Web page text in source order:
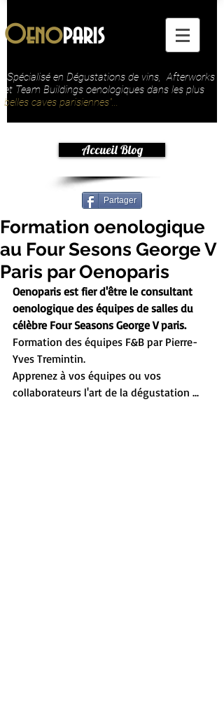
Oenoparis
"Spécialisé en Dégustations de vins, Afterworks
et Team Buildings oenologiques dans les plus
belles caves parisiennes"...
Accueil Blog
Partager
Formation oenologique
au Four Sesons George V
Paris par Oenoparis
Oenoparis est fier d'être le consultant
oenologique des équipes de salles du
célèbre Four Seasons George V paris.
Formation des équipes F&B par Pierre-
Yves Tremintin.
Apprenez à vos équipes ou vos
collaborateurs l'art de la dégustation ...